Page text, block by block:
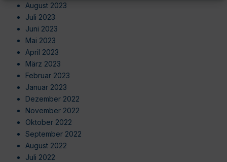
August 2023
Juli 2023
Juni 2023
Mai 2023
April 2023
März 2023
Februar 2023
Januar 2023
Dezember 2022
November 2022
Oktober 2022
September 2022
August 2022
Juli 2022